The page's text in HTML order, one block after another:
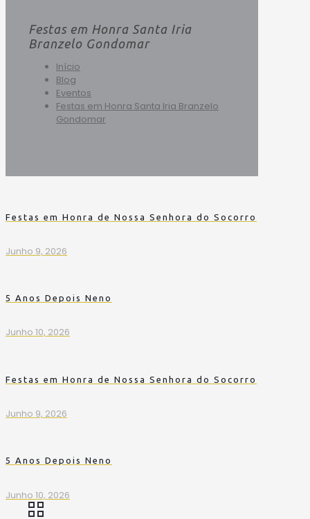
Festas em Honra Santa Iria
Branzelo Gondomar
Início
Blog
Eventos
Festas em Honra Santa Iria Branzelo
Gondomar
Festas em Honra de Nossa Senhora do Socorro
Junho 9, 2026
5 Anos Depois Neno
Junho 10, 2026
Festas em Honra de Nossa Senhora do Socorro
Junho 9, 2026
5 Anos Depois Neno
Junho 10, 2026